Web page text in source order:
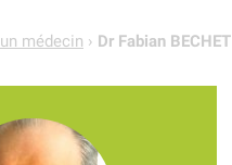
médecin › Dr Fabian BECHET